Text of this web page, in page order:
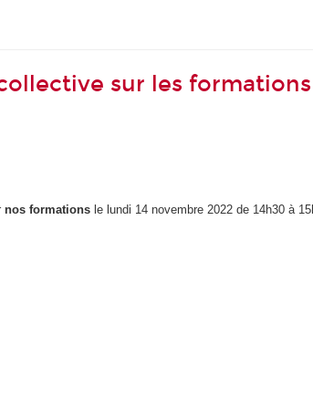
sur les formations
nos formations le lundi 14 novembre 2022 de 14h30 à